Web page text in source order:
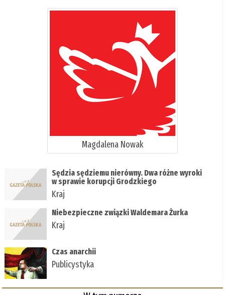
Magdalena Nowak
Sędzia sędziemu nierówny. Dwa różne wyroki
w sprawie korupcji Grodzkiego
Kraj
Niebezpieczne związki Waldemara Żurka
Kraj
Czas anarchii
Publicystyka